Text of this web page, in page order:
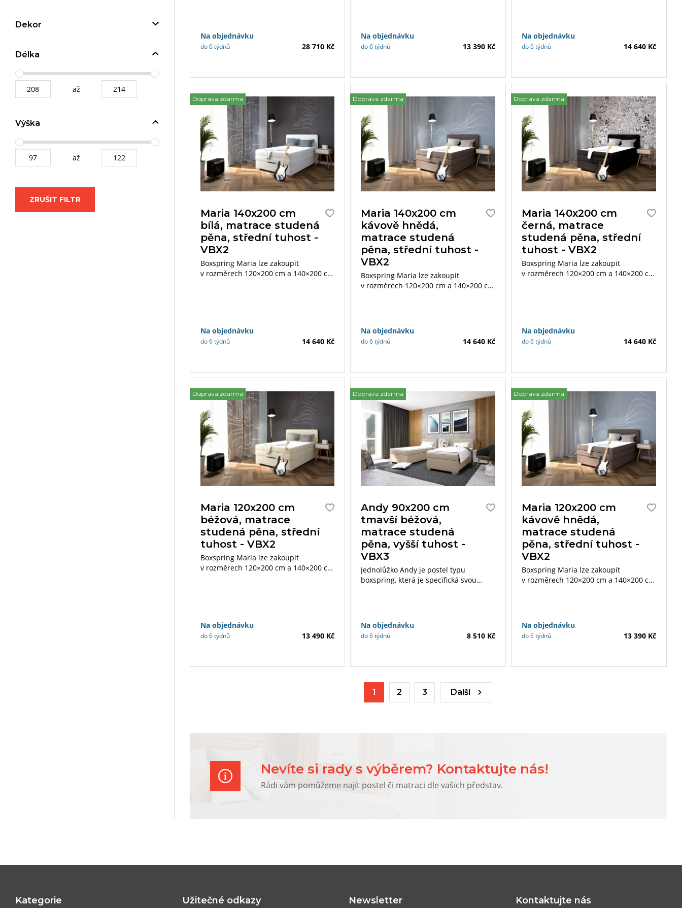
Dekor
Délka
až
Výška
až
ZRUŠIT FILTR
Na objednávku
do 6 týdnů 28 710 Kč
Na objednávku
do 6 týdnů 13 390 Kč
Na objednávku
do 6 týdnů 14 640 Kč
Doprava zdarma
Maria 140x200 cm
bílá, matrace studená
pěna, střední tuhost -
VBX2
Boxspring Maria lze zakoupit
v rozměrech 120×200 cm a 140×200 cm
Na objednávku
do 6 týdnů 14 640 Kč
Doprava zdarma
Maria 140x200 cm
kávově hnědá,
matrace studená
pěna, střední tuhost -
VBX2
Boxspring Maria lze zakoupit
v rozměrech 120×200 cm a 140×200 cm
Na objednávku
do 6 týdnů 14 640 Kč
Doprava zdarma
Maria 140x200 cm
černá, matrace
studená pěna, střední
tuhost - VBX2
Boxspring Maria lze zakoupit
v rozměrech 120×200 cm a 140×200 cm
Na objednávku
do 6 týdnů 14 640 Kč
Doprava zdarma
Maria 120x200 cm
béžová, matrace
studená pěna, střední
tuhost - VBX2
Boxspring Maria lze zakoupit
v rozměrech 120×200 cm a 140×200 cm
Na objednávku
do 6 týdnů 13 490 Kč
Doprava zdarma
Andy 90x200 cm
tmavší béžová,
matrace studená
pěna, vyšší tuhost -
VBX3
Jednolůžko Andy je postel typu
boxspring, která je specifická svou
Na objednávku
do 6 týdnů 8 510 Kč
Doprava zdarma
Maria 120x200 cm
kávově hnědá,
matrace studená
pěna, střední tuhost -
VBX2
Boxspring Maria lze zakoupit
v rozměrech 120×200 cm a 140×200 cm
Na objednávku
do 6 týdnů 13 390 Kč
1 2 3 Další
Nevíte si rady s výběrem? Kontaktujte nás!
Rádi vám pomůžeme najít postel či matraci dle vašich představ.
Kategorie Užitečné odkazy Newsletter Kontaktujte nás